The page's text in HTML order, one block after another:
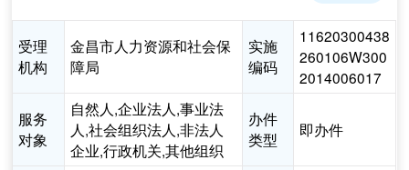
受理
机构
金昌市人力资源和社会保
障局
实施
编码
11620300438
260106W300
2014006017
服务
对象
自然人,企业法人,事业法
人,社会组织法人,非法人
企业,行政机关,其他组织
办件
类型
即办件